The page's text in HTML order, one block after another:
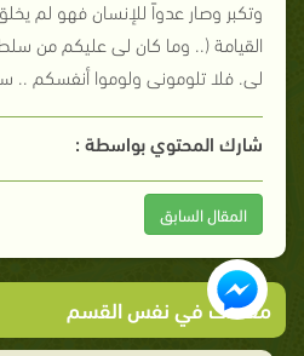
وتكبر وصار عدواً للإنسان فهو لم
القيامة (.. وما كان لى عليكم من
لى. فلا تلومونى ولوموا أنفسكم ..
شارك المحتوي بواسطة :
المقال السابق
مقالات في نفس القسم